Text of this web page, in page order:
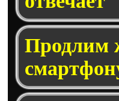
Продлим